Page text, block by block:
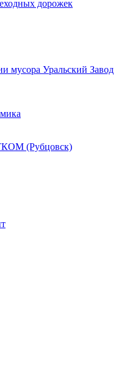
дорожек
мусора Уральский Завод
(Рубцовск)